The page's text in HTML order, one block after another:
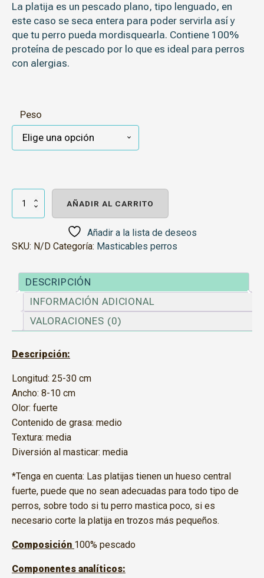
La platija es un pescado plano, tipo lenguado, en
este caso se seca entera para poder servirla así y
que tu perro pueda mordisquearla. Contiene 100%
proteína de pescado por lo que es ideal para perros
con alergias.
Peso
Platija
cantidad
AÑADIR AL CARRITO
Añadir a la lista de deseos
SKU: N/D Categoría: Masticables perros
DESCRIPCIÓN
INFORMACIÓN ADICIONAL
VALORACIONES (0)
Descripción:
Longitud: 25-30 cm
Ancho: 8-10 cm
Olor: fuerte
Contenido de grasa: medio
Textura: media
Diversión al masticar: media
*Tenga en cuenta: Las platijas tienen un hueso central
fuerte, puede que no sean adecuadas para todo tipo de
perros, sobre todo si tu perro mastica poco, si es
necesario corte la platija en trozos más pequeños.
Composición 100% pescado
Componentes analíticos: